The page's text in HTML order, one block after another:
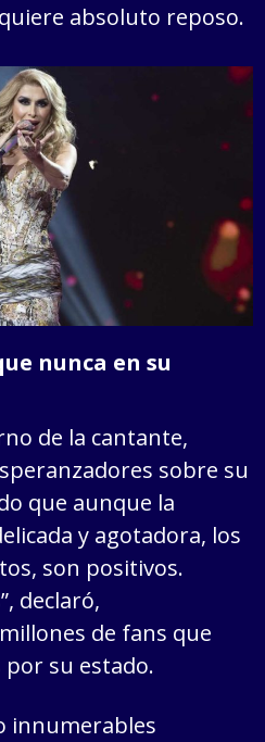
absoluto reposo.
nunca en su
de la cantante,
sobre su
que aunque la
y agotadora, los
son positivos.
declaró,
de fans que
su estado.
innumerables